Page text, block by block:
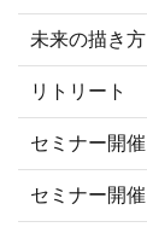
未来の描き方
リトリート
セミナー開
セミナー開催